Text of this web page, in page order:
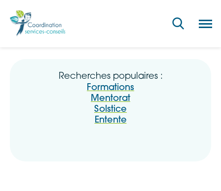
la
Recherches populaires :
Formations
Mentorat
Solstice
Entente